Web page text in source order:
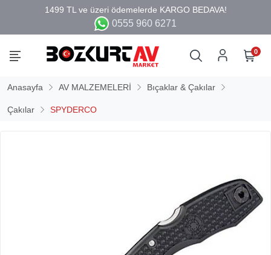
0555 960 6271
0
Anasayfa AV MALZEMELERİ Bıçaklar & Çakılar
Çakılar SPYDERCO